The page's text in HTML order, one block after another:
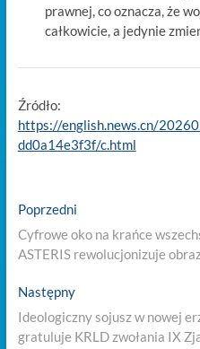
prawnej, co oznacza, że
całkowicie, a jedynie
Źródło:
https://english.news.cn/
dd0a14e3f3f/c.html
Nawigacja
wpisu
PoprzedniPrevious
post:
Cyfrowe oko na krańce
ASTERIS rewolucjonizuje
NastępnyNext
Ideologiczny sojusz w nowej
gratuluje KRLD zwołania IX